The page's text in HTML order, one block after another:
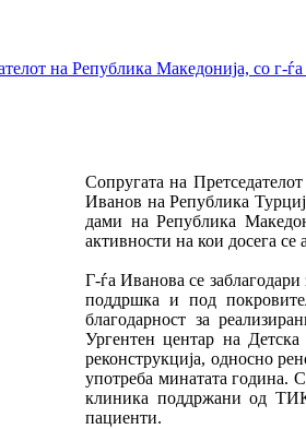
на Република Македонија, со г-
Сопругата на
Иванов на Република
дами на Република
активности на кои досега
Г-ѓа Иванова се
поддршка и под
благодарност за
Ургентен центар на
реконструкција, односно
употреба минатата година.
клиника поддржани од
пациенти.